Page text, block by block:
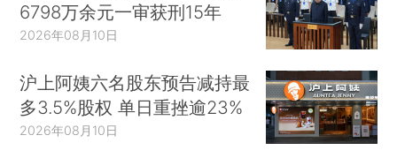
6798万余元一审获刑15年
2026年08月10日
沪上阿姨六名股东预告减持最
多3.5%股权 单日重挫逾23%
2026年08月10日